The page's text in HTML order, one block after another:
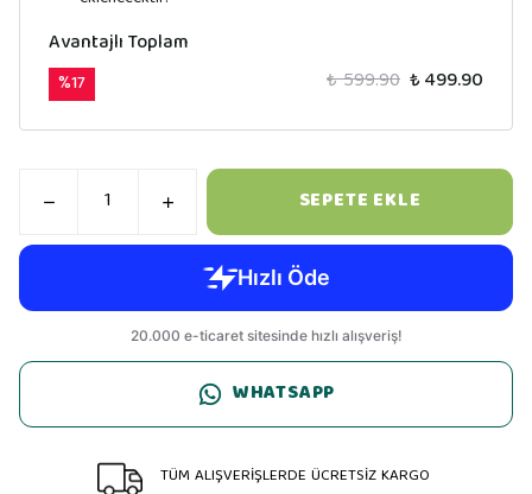
Avantajlı Toplam
%17 ₺ 599.90 ₺ 499.90
SEPETE EKLE
WHATSAPP
TÜM ALIŞVERİŞLERDE ÜCRETSİZ KARGO